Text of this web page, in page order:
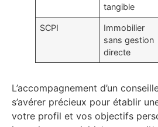
tangible
SCPI
Immobilier
sans gestion
directe
L’accompagnement d’un
s’avérer précieux pour établir
votre profil et vos objectifs